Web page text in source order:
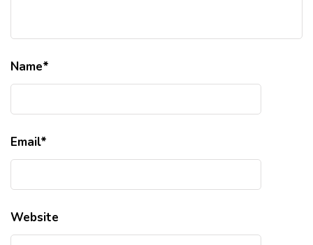
Name*
Email*
Website